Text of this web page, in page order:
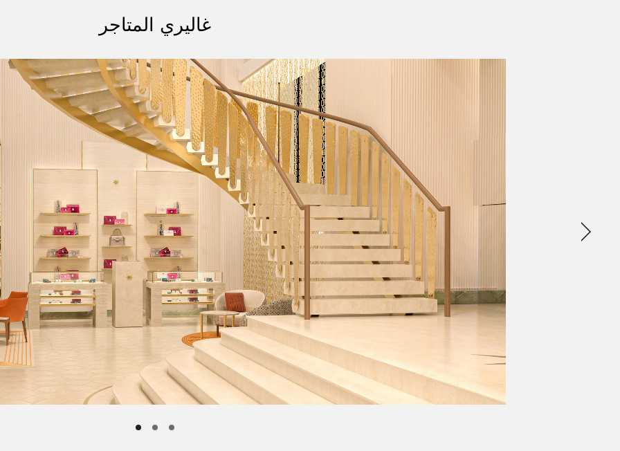
غاليري المتاجر